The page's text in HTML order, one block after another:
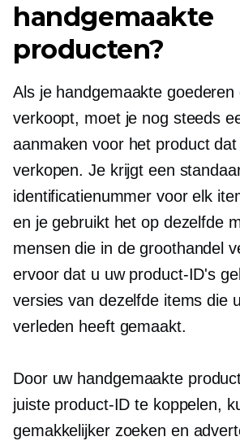
handgemaakte
producten?
Als je handgemaakte goederen
verkoopt, moet je nog steeds
aanmaken voor het product dat
verkopen. Je krijgt een
identificatienummer voor elk
en je gebruikt het op dezelfde
mensen die in de groothandel
ervoor dat u uw product-ID's
versies van dezelfde items die
verleden heeft gemaakt.
Door uw handgemaakte
juiste product-ID te koppelen,
gemakkelijker zoeken en